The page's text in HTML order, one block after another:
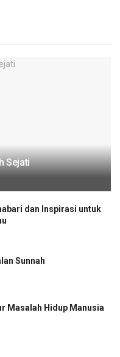
Sejati
dan Inspirasi untuk
Sunnah
Masalah Hidup Manusia